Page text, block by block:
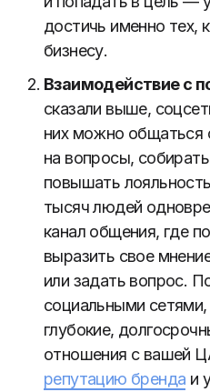
достичь именно тех,
бизнесу.
Взаимодействие с
сказали выше,
них можно общаться
на вопросы,
повышать
тысяч людей
канал общения, где
выразить свое
или задать вопрос.
социальными
глубокие,
отношения с вашей
репутацию бренда и